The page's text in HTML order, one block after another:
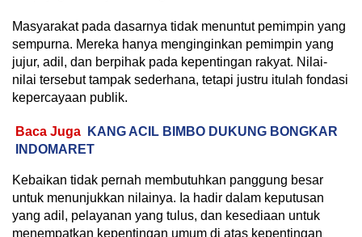
Masyarakat pada dasarnya tidak menuntut pemimpin yang
sempurna. Mereka hanya menginginkan pemimpin yang
jujur, adil, dan berpihak pada kepentingan rakyat. Nilai-
nilai tersebut tampak sederhana, tetapi justru itulah fondasi
kepercayaan publik.
Baca Juga
KANG ACIL BIMBO DUKUNG BONGKAR
INDOMARET
Kebaikan tidak pernah membutuhkan panggung besar
untuk menunjukkan nilainya. Ia hadir dalam keputusan
yang adil, pelayanan yang tulus, dan kesediaan untuk
menempatkan kepentingan umum di atas kepentingan